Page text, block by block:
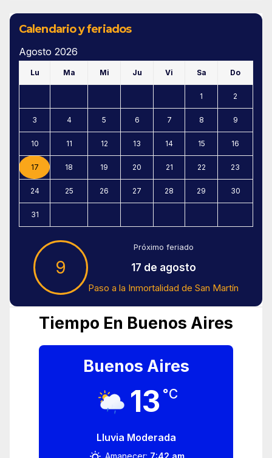
Calendario y feriados
Agosto 2026
Lu Ma Mi Ju Vi Sa Do
1 2
3 4 5 6 7 8 9
10 11 12 13 14 15 16
17 18 19 20 21 22 23
24 25 26 27 28 29 30
31
9
Próximo feriado
17 de agosto
Paso a la Inmortalidad de San Martín
Tiempo En Buenos Aires
Buenos Aires
13 °C
Lluvia Moderada